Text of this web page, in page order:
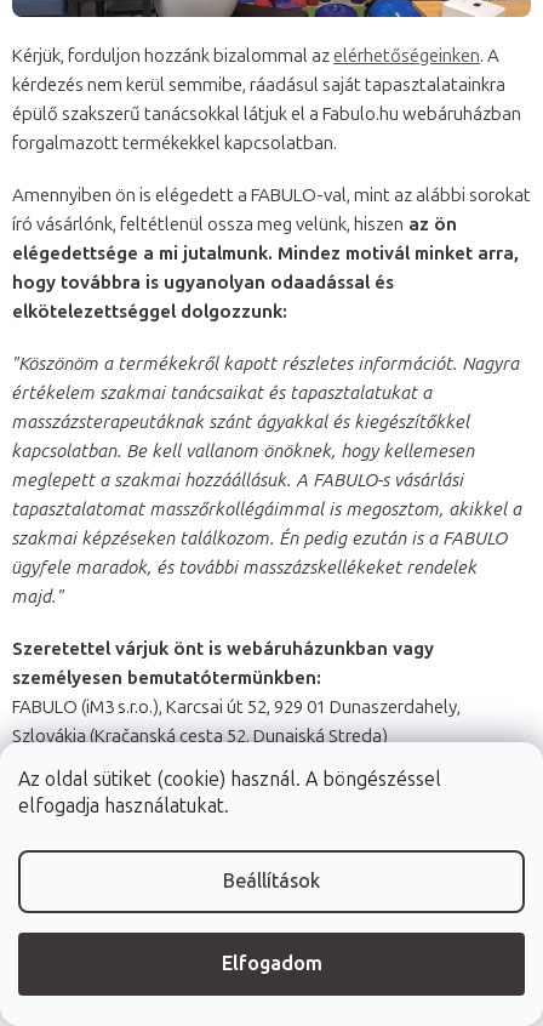
Az oldal sütiket (cookie) használ. A böngészéssel
elfogadja használatukat.
Beállítások
Elfogadom
Kérjük, forduljon hozzánk bizalommal azelérhetőségeinken. A
kérdezés nem kerül semmibe, ráadásul saját tapasztalatainkra
épülő szakszerű tanácsokkal látjuk el a Fabulo.hu webáruházban
forgalmazott termékekkel kapcsolatban.
Amennyiben ön is elégedett a FABULO-val, mint az alábbi sorokat
író vásárlónk, feltétlenül ossza meg velünk, hiszen az ön
elégedettsége a mi jutalmunk. Mindez motivál minket arra,
hogy továbbra is ugyanolyan odaadással és
elkötelezettséggel dolgozzunk:
"Köszönöm a termékekről kapott részletes információt. Nagyra
értékelem szakmai tanácsaikat és tapasztalatukat a
masszázsterapeutáknak szánt ágyakkal és kiegészítőkkel
kapcsolatban. Be kell vallanom önöknek, hogy kellemesen
meglepett a szakmai hozzáállásuk. A FABULO-s vásárlási
tapasztalatomat masszőrkollégáimmal is megosztom, akikkel a
szakmai képzéseken találkozom. Én pedig ezután is a FABULO
ügyfele maradok, és további masszázskellékeket rendelek
majd."
Szeretettel várjuk önt is webáruházunkban vagy
személyesen bemutatótermünkben:
FABULO (iM3 s.r.o.), Karcsai út 52, 929 01 Dunaszerdahely,
Szlovákia (Kračanská cesta 52, Dunajská Streda)
Tel.: 1 445 0390, E-mail: info@fabulo.hu
Tudja meg, miért választják ügyfeleink a FABULO-t